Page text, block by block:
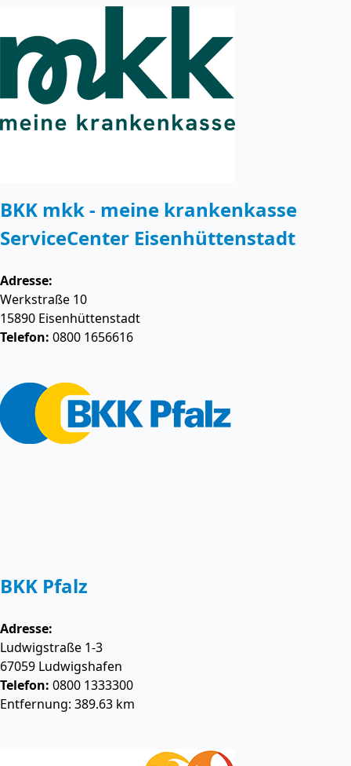
BKK mkk - meine krankenkasse
ServiceCenter Eisenhüttenstadt
Adresse:
Werkstraße 10
15890 Eisenhüttenstadt
Telefon: 0800 1656616
BKK Pfalz
Adresse:
Ludwigstraße 1-3
67059 Ludwigshafen
Telefon: 0800 1333300
Entfernung: 389.63 km